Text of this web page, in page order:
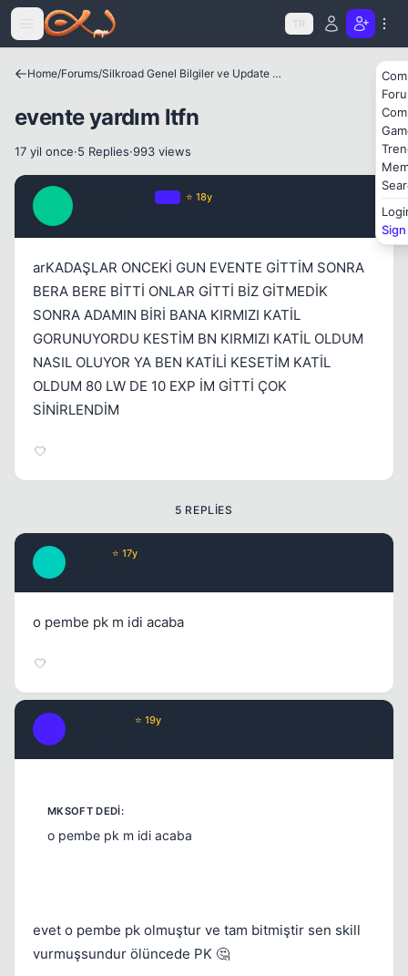
Icerige atla
TR
Home/Forums/ Silkroad Genel Bilgiler ve Update Bilgileri
evente yardım ltfn
17 yil once·5 Replies·993 views
⭐ 18y
arKADAŞLAR ONCEKİ GUN EVENTE GİTTİM SONRA
BERA BERE BİTTİ ONLAR GİTTİ BİZ GİTMEDİK
SONRA ADAMIN BİRİ BANA KIRMIZI KATİL
GORUNUYORDU KESTİM BN KIRMIZI KATİL OLDUM
NASIL OLUYOR YA BEN KATİLİ KESETİM KATİL
OLDUM 80 LW DE 10 EXP İM GİTTİ ÇOK
SİNİRLENDİM
5 REPLIES
⭐ 17y
o pembe pk m idi acaba
⭐ 19y
o pembe pk m idi acaba
evet o pembe pk olmuştur ve tam bitmiştir sen skill
vurmuşsundur ölüncede PK 🤔